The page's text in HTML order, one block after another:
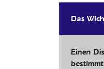
Das
Einen